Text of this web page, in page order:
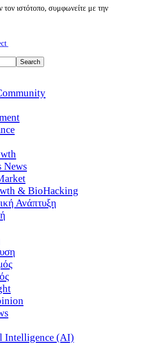
τον ιστότοπο, συμφωνείτε με την
News
& BioHacking
Ανάπτυξη
Intelligence (AI)